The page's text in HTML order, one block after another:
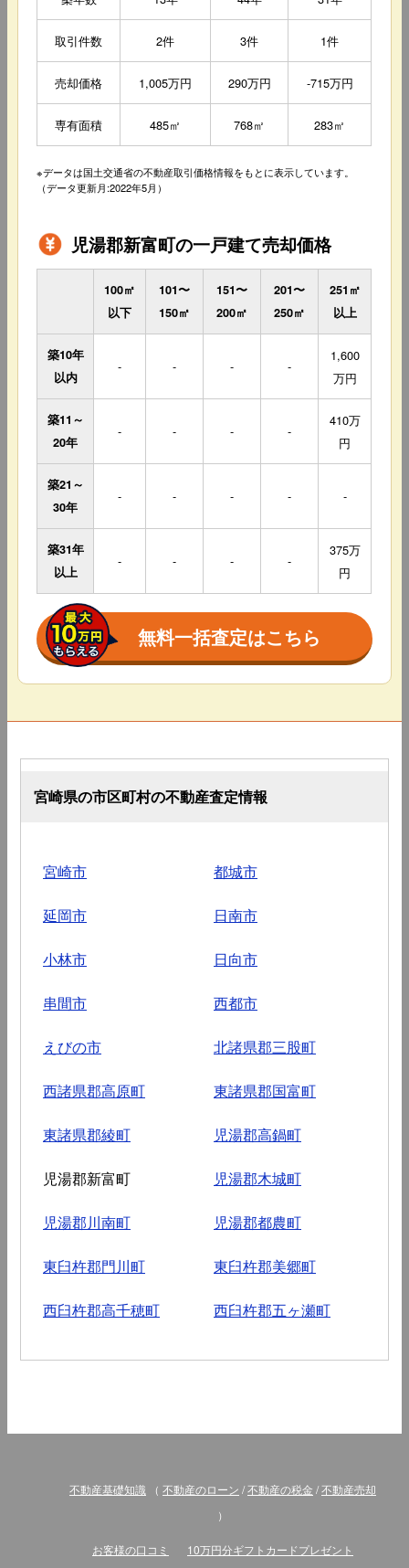
取引件数 2件 3件 1件
売却価格 1,005万円 290万円 -715万円
専有面積 485㎡ 768㎡ 283㎡
※データは国土交通省の不動産取引価格情報をもとに表示しています。
（データ更新月:2022年5月）
児湯郡新富町の一戸建て売却価格
100㎡
以下
101〜
150㎡
151〜
200㎡
201〜
250㎡
251㎡
以上
築10年
以内
- - - -
1,600
万円
築11～
20年
- - - -
410万
円
築21～
30年
- - - - -
築31年
以上
- - - -
375万
円
無料一括査定はこちら
宮崎県の市区町村の不動産査定情報
宮崎市 都城市
延岡市 日南市
小林市 日向市
串間市 西都市
えびの市 北諸県郡三股町
西諸県郡高原町 東諸県郡国富町
東諸県郡綾町 児湯郡高鍋町
児湯郡新富町 児湯郡木城町
児湯郡川南町 児湯郡都農町
東臼杵郡門川町 東臼杵郡美郷町
西臼杵郡高千穂町 西臼杵郡五ヶ瀬町
不動産基礎知識 （ 不動産のローン /不動産の税金 /不動産売却
）
お客様の口コミ 10万円分ギフトカードプレゼント